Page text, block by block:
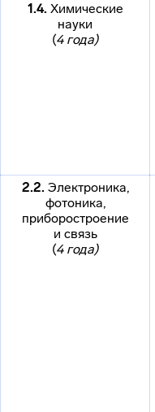
1.4. Химические
науки
(4 года)
2.2. Электроника,
фотоника,
приборостроение
и связь
(4 года)